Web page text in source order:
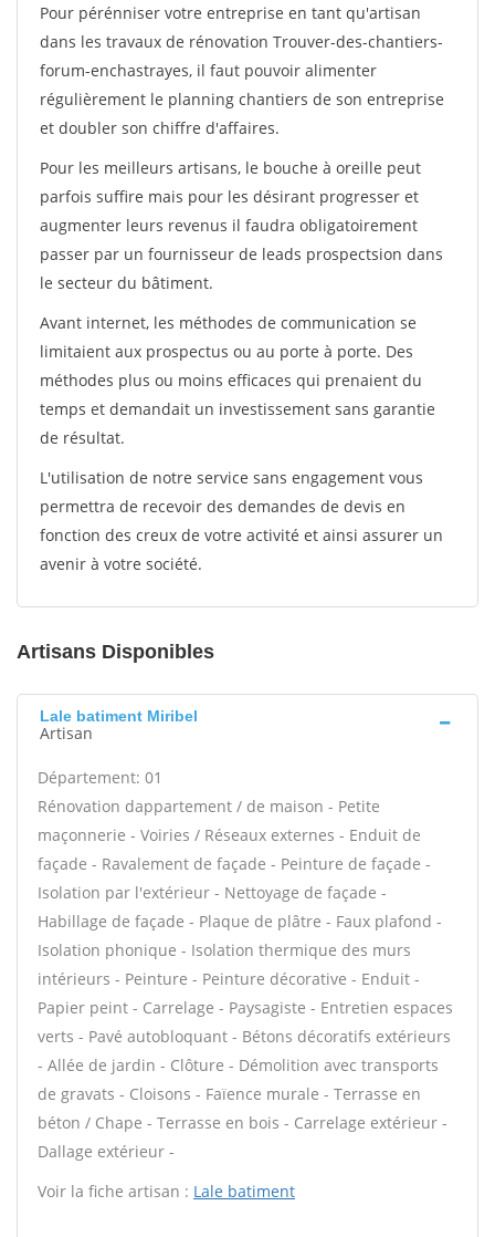
Pour pérénniser votre entreprise en tant qu'artisan
dans les travaux de rénovation Trouver-des-chantiers-
forum-enchastrayes, il faut pouvoir alimenter
régulièrement le planning chantiers de son entreprise
et doubler son chiffre d'affaires.
Pour les meilleurs artisans, le bouche à oreille peut
parfois suffire mais pour les désirant progresser et
augmenter leurs revenus il faudra obligatoirement
passer par un fournisseur de leads prospectsion dans
le secteur du bâtiment.
Avant internet, les méthodes de communication se
limitaient aux prospectus ou au porte à porte. Des
méthodes plus ou moins efficaces qui prenaient du
temps et demandait un investissement sans garantie
de résultat.
L'utilisation de notre service sans engagement vous
permettra de recevoir des demandes de devis en
fonction des creux de votre activité et ainsi assurer un
avenir à votre société.
Artisans Disponibles
Lale batiment Miribel
Artisan
Département: 01
Rénovation dappartement / de maison - Petite
maçonnerie - Voiries / Réseaux externes - Enduit de
façade - Ravalement de façade - Peinture de façade -
Isolation par l'extérieur - Nettoyage de façade -
Habillage de façade - Plaque de plâtre - Faux plafond -
Isolation phonique - Isolation thermique des murs
intérieurs - Peinture - Peinture décorative - Enduit -
Papier peint - Carrelage - Paysagiste - Entretien espaces
verts - Pavé autobloquant - Bétons décoratifs extérieurs
- Allée de jardin - Clôture - Démolition avec transports
de gravats - Cloisons - Faïence murale - Terrasse en
béton / Chape - Terrasse en bois - Carrelage extérieur -
Dallage extérieur -
Voir la fiche artisan : Lale batiment